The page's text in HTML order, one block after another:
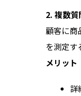
2. 複数質
顧客に商
を測定す
メリット
詳